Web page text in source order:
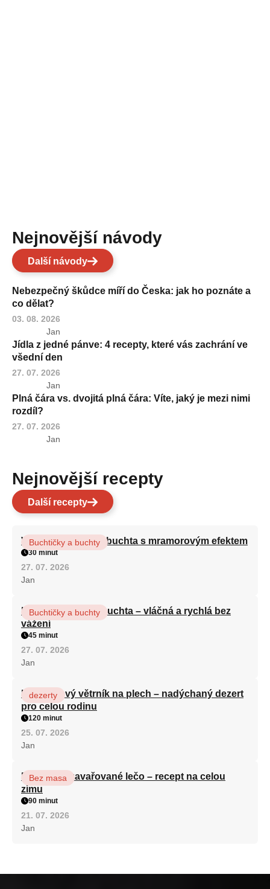
Nejnovější návody
Další návody
Nebezpečný škůdce míří do Česka: jak ho poznáte a
co dělat?
03. 08. 2026
Jan
Jídla z jedné pánve: 4 recepty, které vás zachrání ve
všední den
27. 07. 2026
Jan
Plná čára vs. dvojitá plná čára: Víte, jaký je mezi nimi
rozdíl?
27. 07. 2026
Jan
Nejnovější recepty
Další recepty
Vláčná olejová litá buchta s mramorovým efektem
Buchtičky a buchty
30 minut
27. 07. 2026
Jan
Hrnková maková buchta – vláčná a rychlá bez
vážení
Buchtičky a buchty
45 minut
27. 07. 2026
Jan
Karamelový větrník na plech – nadýchaný dezert
pro celou rodinu
dezerty
120 minut
25. 07. 2026
Jan
Babiččino zavařované lečo – recept na celou
zimu
Bez masa
90 minut
21. 07. 2026
Jan